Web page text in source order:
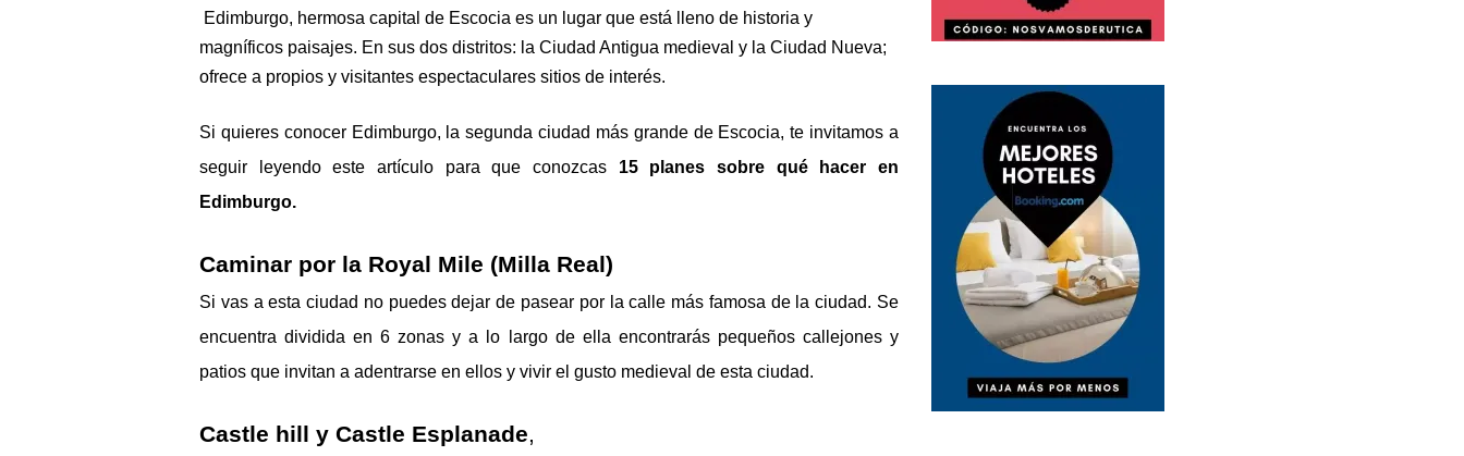
magníficos paisajes. En sus dos distritos: la Ciudad Antigua medieval y la Ciudad Nueva;
ofrece a propios y visitantes espectaculares sitios de interés.
Si quieres conocer Edimburgo, la segunda ciudad más grande de Escocia, te invitamos a
seguir leyendo este artículo para que conozcas 15 planes sobre qué hacer en
Edimburgo.
Caminar por la Royal Mile (Milla Real)
Si vas a esta ciudad no puedes dejar de pasear por la calle más famosa de la ciudad. Se
encuentra dividida en 6 zonas y a lo largo de ella encontrarás pequeños callejones y
patios que invitan a adentrarse en ellos y vivir el gusto medieval de esta ciudad.
Castle hill y Castle Esplanade,